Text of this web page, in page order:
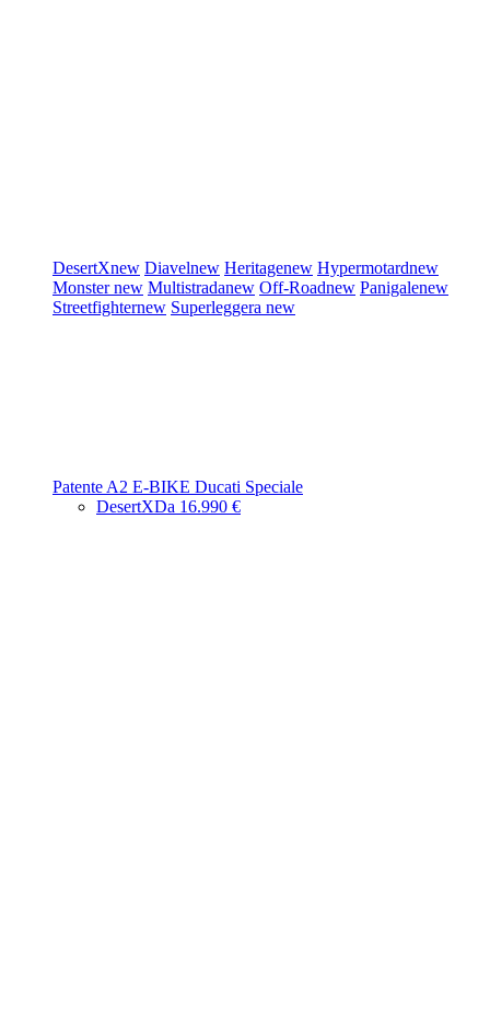
DesertXnew Diavelnew Heritagenew Hypermotardnew
Monsternew Multistradanew Off-Roadnew Panigalenew
Streetfighternew Superleggera new
Patente A2 E-BIKE Ducati Speciale
DesertXDa 16.990 €